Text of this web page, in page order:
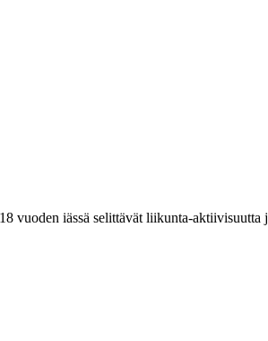
iässä selittävät liikunta-